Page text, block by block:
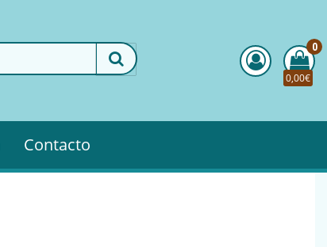
0
0,00€
Contacto